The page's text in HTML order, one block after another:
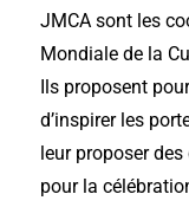
JMCA sont les
Mondiale de la
Ils proposent
d’inspirer les
leur proposer
pour la